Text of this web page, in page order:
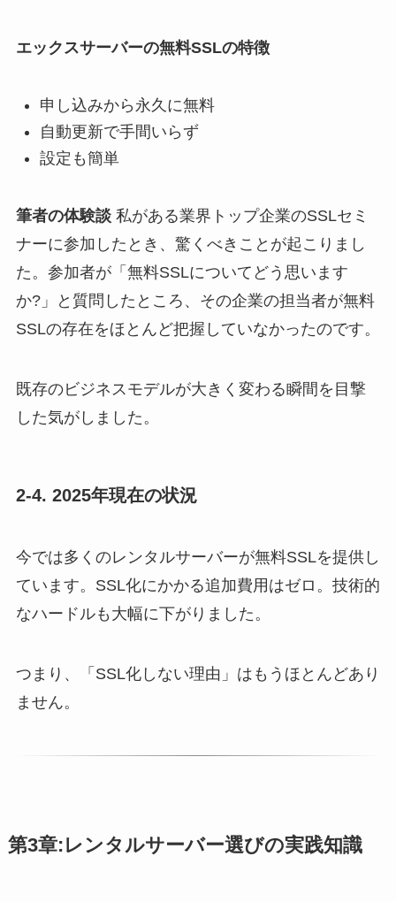
エックスサーバーの無料SSLの特徴
申し込みから永久に無料
自動更新で手間いらず
設定も簡単
筆者の体験談私がある業界トップ企業のSSLセミ
ナーに参加したとき、驚くべきことが起こりまし
た。参加者が「無料SSLについてどう思います
か?」と質問したところ、その企業の担当者が無料
SSLの存在をほとんど把握していなかったのです。
既存のビジネスモデルが大きく変わる瞬間を目撃
した気がしました。
2-4. 2025年現在の状況
今では多くのレンタルサーバーが無料SSLを提供し
ています。SSL化にかかる追加費用はゼロ。技術的
なハードルも大幅に下がりました。
つまり、「SSL化しない理由」はもうほとんどあり
ません。
第3章:レンタルサーバー選びの実践知識